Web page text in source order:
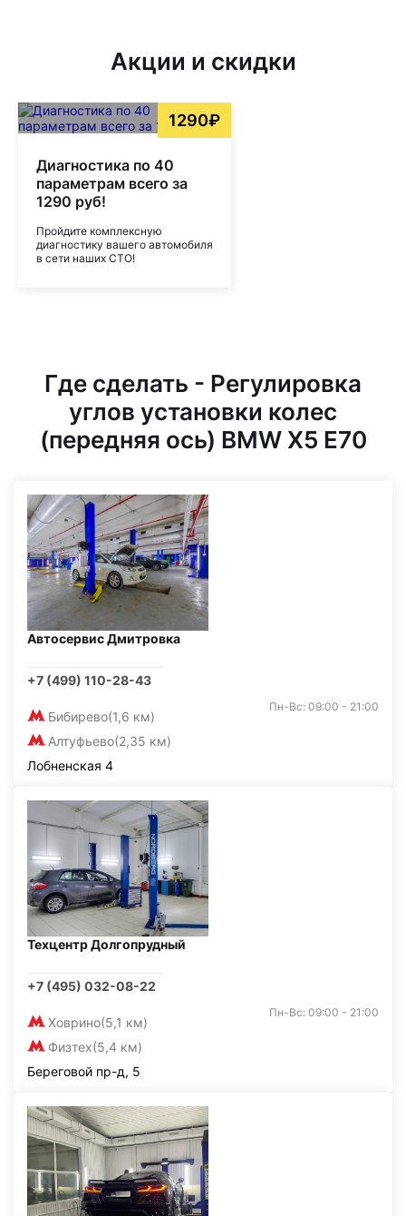
Акции и скидки
1290₽
Диагностика по 40
параметрам всего за
1290 руб!
Пройдите комплексную
диагностику вашего автомобиля
в сети наших СТО!
Где сделать - Регулировка
углов установки колес
(передняя ось) BMW X5 E70
Автосервис Дмитровка
+7 (499) 110-28-43
Бибирево(1,6 км)
Алтуфьево(2,35 км)
Пн-Вс: 09:00 - 21:00
Лобненская 4
Техцентр Долгопрудный
+7 (495) 032-08-22
Ховрино(5,1 км)
Физтех(5,4 км)
Пн-Вс: 09:00 - 21:00
Береговой пр-д, 5